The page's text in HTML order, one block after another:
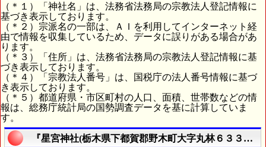
（＊１）「神社名」は、法務省法務局の宗教法人登記情報に
基づき表示しております。
（＊２）宗派名の一部は、ＡＩを利用してインターネット経
由で情報を収集しているため、データに誤りがある場合があ
ります。
（＊３）「住所」は、法務省法務局の宗教法人登記情報に基
づき表示しております。
（＊４）「宗教法人番号」は、国税庁の法人番号情報に基づ
き表示しております。
（＊５）都道府県・市区町村の人口、面積、世帯数などの情
報は、総務庁統計局の国勢調査データを基に計算していま
す。
『星宮神社(栃木県下都賀郡野木町大字丸林６３３番